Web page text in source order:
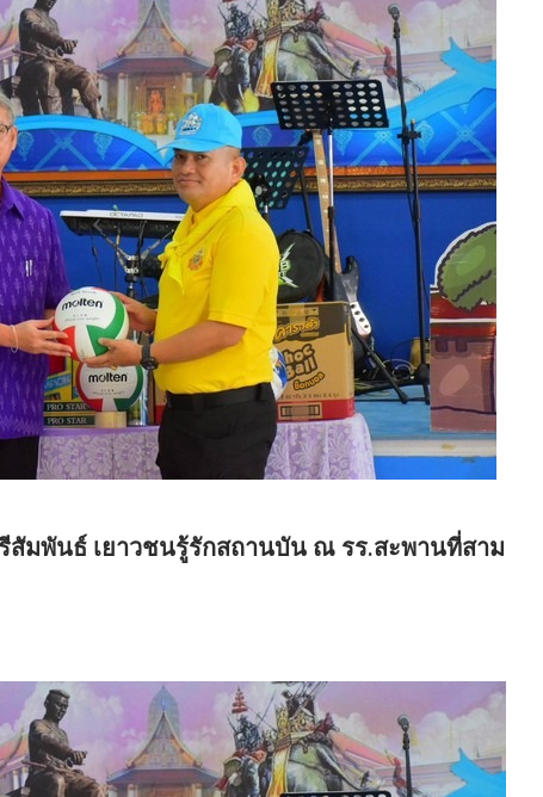
มพันธ์ เยาวชนรู้รักสถานบัน ณ รร.สะพานที่สาม